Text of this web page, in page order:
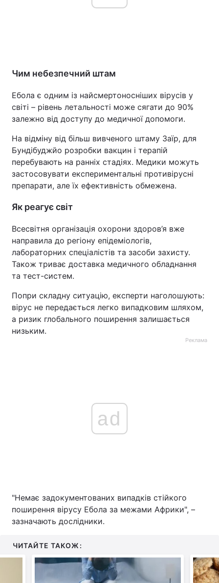
Чим небезпечний штам
Ебола є одним із найсмертоносніших вірусів у
світі – рівень летальності може сягати до 90%
залежно від доступу до медичної допомоги.
На відміну від більш вивченого штаму Заїр, для
Бундібуджйо розробки вакцин і терапій
перебувають на ранніх стадіях. Медики можуть
застосовувати експериментальні противірусні
препарати, але їх ефективність обмежена.
Як реагує світ
Всесвітня організація охорони здоров’я вже
направила до регіону епідеміологів,
лабораторних спеціалістів та засоби захисту.
Також триває доставка медичного обладнання
та тест-систем.
Попри складну ситуацію, експерти наголошують:
вірус не передається легко випадковим шляхом,
а ризик глобального поширення залишається
низьким.
Реклама
ad
"Немає задокументованих випадків стійкого
поширення вірусу Ебола за межами Африки", –
зазначають дослідники.
ЧИТАЙТЕ ТАКОЖ: